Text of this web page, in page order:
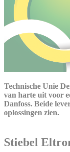
Technische Unie
van harte uit voor
Danfoss. Beide
oplossingen zien.
Stiebel